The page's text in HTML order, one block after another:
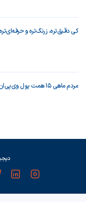
کی دقیق‌تره، زرنگ‌تره و
مردم ماهی ۱۵ همت پول وی‌پی‌ان می‌دن! | تک‌تاک